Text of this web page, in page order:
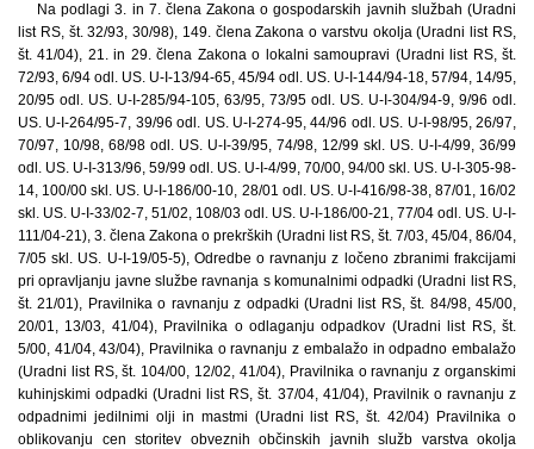
Na podlagi 3. in 7. člena Zakona o gospodarskih javnih službah (Uradni
list RS, št. 32/93, 30/98), 149. člena Zakona o varstvu okolja (Uradni list RS,
št. 41/04), 21. in 29. člena Zakona o lokalni samoupravi (Uradni list RS, št.
72/93, 6/94 odl. US. U-I-13/94-65, 45/94 odl. US. U-I-144/94-18, 57/94, 14/95,
20/95 odl. US. U-I-285/94-105, 63/95, 73/95 odl. US. U-I-304/94-9, 9/96 odl.
US. U-I-264/95-7, 39/96 odl. US. U-I-274-95, 44/96 odl. US. U-I-98/95, 26/97,
70/97, 10/98, 68/98 odl. US. U-I-39/95, 74/98, 12/99 skl. US. U-I-4/99, 36/99
odl. US. U-I-313/96, 59/99 odl. US. U-I-4/99, 70/00, 94/00 skl. US. U-I-305-98-
14, 100/00 skl. US. U-I-186/00-10, 28/01 odl. US. U-I-416/98-38, 87/01, 16/02
skl. US. U-I-33/02-7, 51/02, 108/03 odl. US. U-I-186/00-21, 77/04 odl. US. U-I-
111/04-21), 3. člena Zakona o prekrških (Uradni list RS, št. 7/03, 45/04, 86/04,
7/05 skl. US. U-I-19/05-5), Odredbe o ravnanju z ločeno zbranimi frakcijami
pri opravljanju javne službe ravnanja s komunalnimi odpadki (Uradni list RS,
št. 21/01), Pravilnika o ravnanju z odpadki (Uradni list RS, št. 84/98, 45/00,
20/01, 13/03, 41/04), Pravilnika o odlaganju odpadkov (Uradni list RS, št.
5/00, 41/04, 43/04), Pravilnika o ravnanju z embalažo in odpadno embalažo
(Uradni list RS, št. 104/00, 12/02, 41/04), Pravilnika o ravnanju z organskimi
kuhinjskimi odpadki (Uradni list RS, št. 37/04, 41/04), Pravilnik o ravnanju z
odpadnimi jedilnimi olji in mastmi (Uradni list RS, št. 42/04) Pravilnika o
oblikovanju cen storitev obveznih občinskih javnih služb varstva okolja